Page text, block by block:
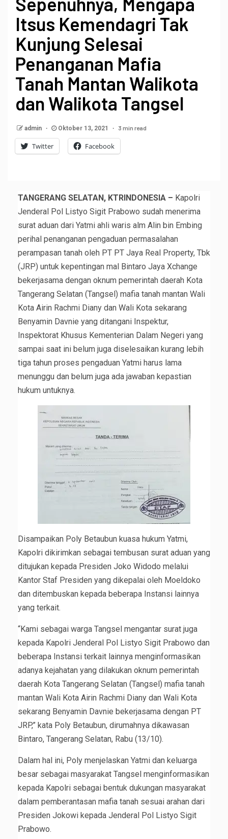
Itsus Kemendagri Tak
Kunjung Selesai
Penanganan Mafia
Tanah Mantan Walikota
dan Walikota Tangsel
admin Oktober 13, 2021 3 min read
Twitter Facebook
TANGERANG SELATAN, KTRINDONESIA – Kapolri
Jenderal Pol Listyo Sigit Prabowo sudah menerima
surat aduan dari Yatmi ahli waris alm Alin bin Embing
perihal penanganan pengaduan permasalahan
perampasan tanah oleh PT PT Jaya Real Property, Tbk
(JRP) untuk kepentingan mal Bintaro Jaya Xchange
bekerjasama dengan oknum pemerintah daerah Kota
Tangerang Selatan (Tangsel) mafia tanah mantan Wali
Kota Airin Rachmi Diany dan Wali Kota sekarang
Benyamin Davnie yang ditangani Inspektur,
Inspektorat Khusus Kementerian Dalam Negeri yang
sampai saat ini belum juga diselesaikan kurang lebih
tiga tahun proses pengaduan Yatmi harus lama
menunggu dan belum juga ada jawaban kepastian
hukum untuknya.
Disampaikan Poly Betaubun kuasa hukum Yatmi,
Kapolri dikirimkan sebagai tembusan surat aduan yang
ditujukan kepada Presiden Joko Widodo melalui
Kantor Staf Presiden yang dikepalai oleh Moeldoko
dan ditembuskan kepada beberapa Instansi lainnya
yang terkait.
“Kami sebagai warga Tangsel mengantar surat juga
kepada Kapolri Jenderal Pol Listyo Sigit Prabowo dan
beberapa Instansi terkait lainnya menginformasikan
adanya kejahatan yang dilakukan oknum pemerintah
daerah Kota Tangerang Selatan (Tangsel) mafia tanah
mantan Wali Kota Airin Rachmi Diany dan Wali Kota
sekarang Benyamin Davnie bekerjasama dengan PT
JRP,” kata Poly Betaubun, dirumahnya dikawasan
Bintaro, Tangerang Selatan, Rabu (13/10).
Dalam hal ini, Poly menjelaskan Yatmi dan keluarga
besar sebagai masyarakat Tangsel menginformasikan
kepada Kapolri sebagai bentuk dukungan masyarakat
dalam pemberantasan mafia tanah sesuai arahan dari
Presiden Jokowi kepada Jenderal Pol Listyo Sigit
Prabowo.